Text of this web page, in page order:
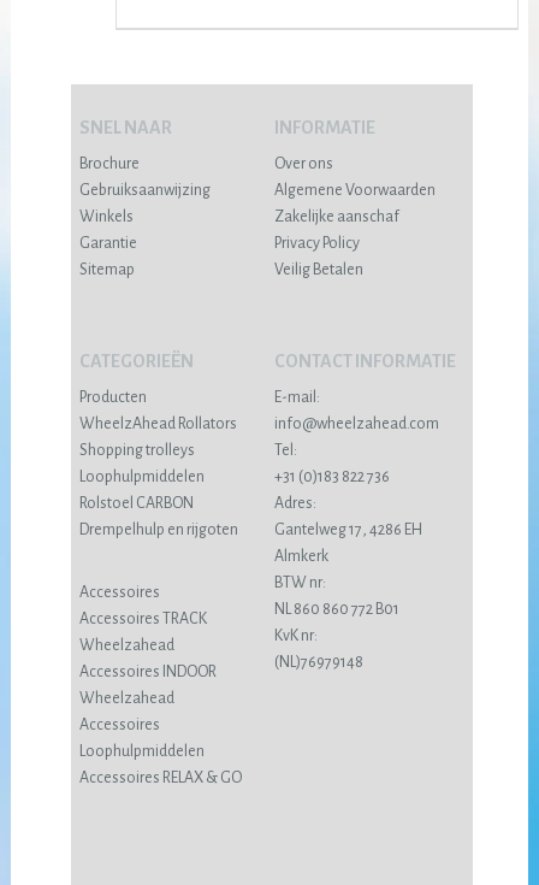
SNEL NAAR
Brochure
Gebruiksaanwijzing
Winkels
Garantie
Sitemap
INFORMATIE
Over ons
Algemene Voorwaarden
Zakelijke aanschaf
Privacy Policy
Veilig Betalen
CATEGORIEËN
Producten
WheelzAhead Rollators
Shopping trolleys
Loophulpmiddelen
Rolstoel CARBON
Drempelhulp en rijgoten
Accessoires
Accessoires TRACK
Wheelzahead
Accessoires INDOOR
Wheelzahead
Accessoires
Loophulpmiddelen
Accessoires RELAX & GO
CONTACT INFORMATIE
E-mail:
info@wheelzahead.com
Tel:
+31 (0)183 822 736
Adres:
Gantelweg 17, 4286 EH
Almkerk
BTW nr:
NL 860 860 772 B01
KvK nr:
(NL)76979148